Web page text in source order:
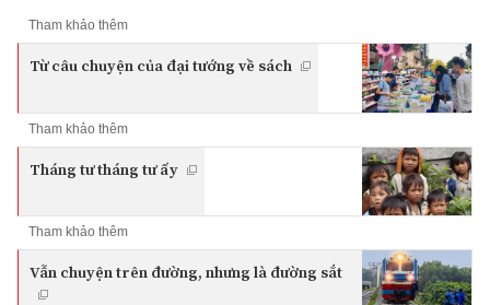
Tham khảo thêm
Từ câu chuyện của đại tướng về sách
Tham khảo thêm
Tháng tư tháng tư ấy
Tham khảo thêm
Vẫn chuyện trên đường, nhưng là đường sắt